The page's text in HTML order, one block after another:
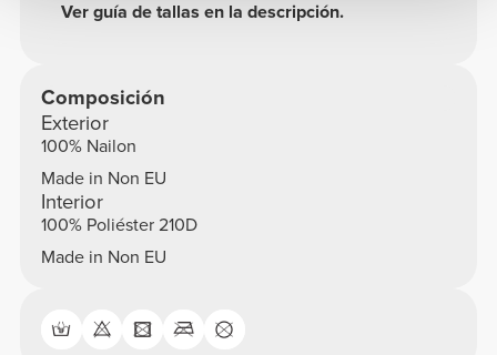
Ver guía de tallas en la descripción.
Composición
Exterior
100% Nailon
Made in Non EU
Interior
100% Poliéster 210D
Made in Non EU